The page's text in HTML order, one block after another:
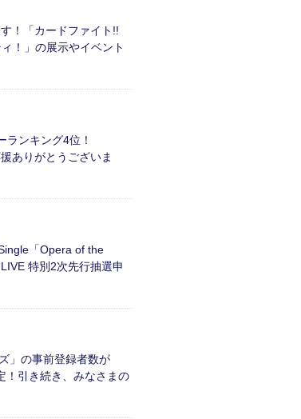
！「カードファイト!!
！」の展示やイベント
ンキング4位！
ありがとうございま
「Opera of the
特別2次先行抽選申
」の事前登録者数が
！引き続き、みなさまの